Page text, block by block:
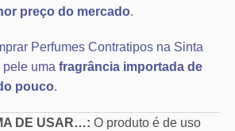
preço do mercado.
Perfumes Contratipos na Sinta
pele uma fragrância importada de
pouco.
DE USAR…: O produto é de uso